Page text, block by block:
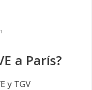
a París?
y TGV